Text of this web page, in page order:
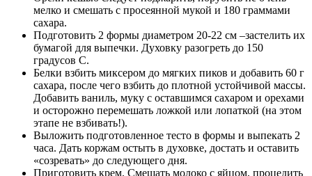
мелко и смешать с просеянной мукой и 180 граммами
сахара.
Подготовить 2 формы диаметром 20-22 см –застелить их
бумагой для выпечки. Духовку разогреть до 150
градусов С.
Белки взбить миксером до мягких пиков и добавить 60 г
сахара, после чего взбить до плотной устойчивой массы.
Добавить ваниль, муку с оставшимся сахаром и орехами
и осторожно перемешать ложкой или лопаткой (на этом
этапе не взбивать!).
Выложить подготовленное тесто в формы и выпекать 2
часа. Дать коржам остыть в духовке, достать и оставить
«созревать» до следующего дня.
Приготовить крем. Смешать молоко с яйцом, процедить